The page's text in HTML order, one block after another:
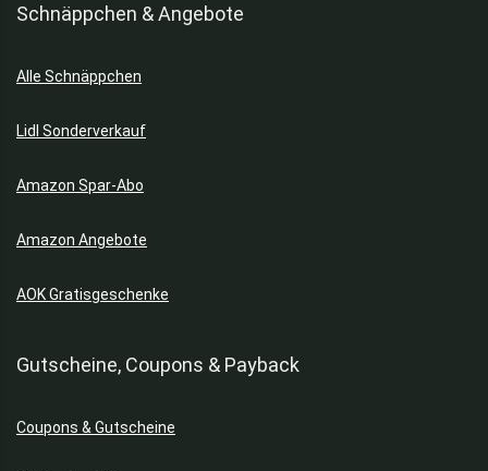
Garten & Baumarkt
Gartenmöbel
Geschirr & Besteck
Grills
Haustiere
Herren Jacken
Schnäppchen & Angebote
Alle Schnäppchen
Lidl Sonderverkauf
Amazon Spar-Abo
Amazon Angebote
AOK Gratisgeschenke
Gutscheine, Coupons & Payback
Coupons & Gutscheine